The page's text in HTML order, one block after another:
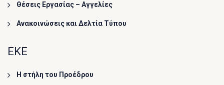
Θέσεις Εργασίας – Αγγελίες
Ανακοινώσεις και Δελτία Τύπου
ΕΚΕ
Η στήλη του Προέδρου